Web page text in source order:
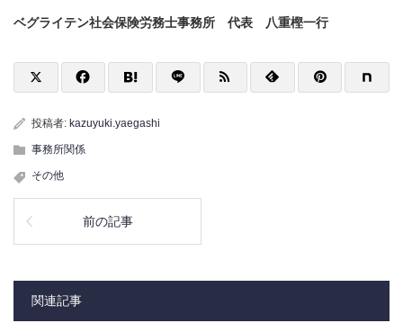
ベグライテン社会保険労務士事務所 代表 八重樫一行
投稿者: kazuyuki.yaegashi
事務所関係
その他
前の記事
関連記事